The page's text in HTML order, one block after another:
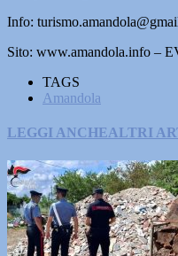
Info:
Sito: www.amandola.info –
TAGS
Amandola
LEGGI ANCHEALTRI